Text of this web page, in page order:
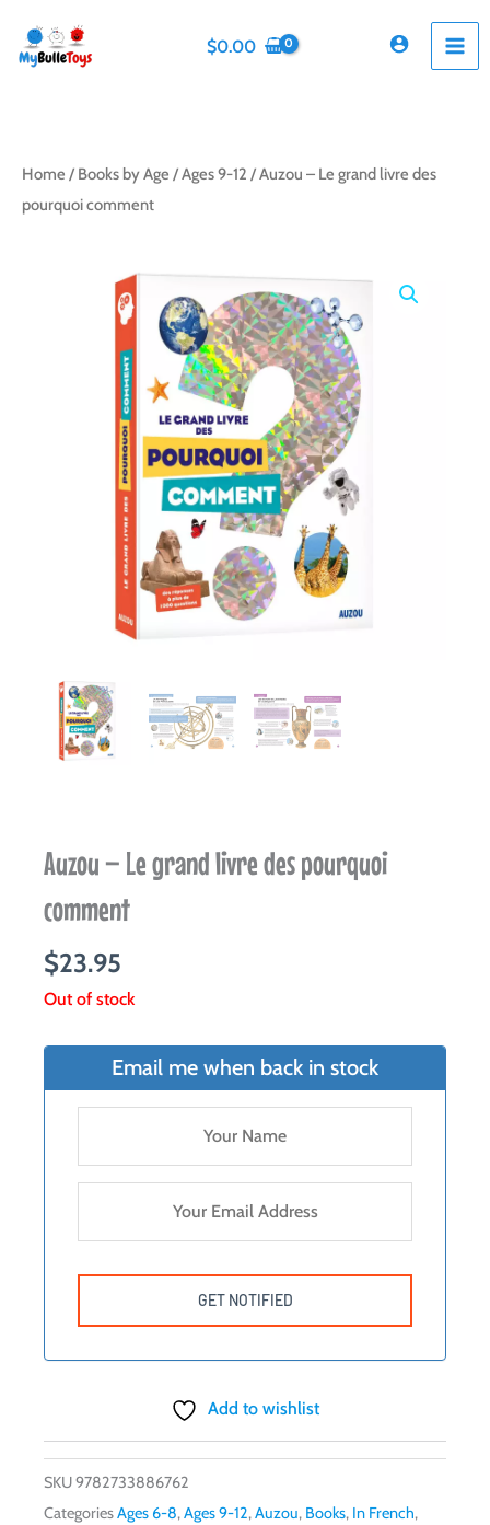
content
$0.00
Home / Books by Age /Ages 9-12 / Auzou – Le grand livre des
pourquoi comment
Auzou – Le grand livre des pourquoi
comment
$23.95
Out of stock
Email me when back in stock
Add to wishlist
SKU9782733886762
CategoriesAges 6-8,Ages 9-12,Auzou, Books, In French,